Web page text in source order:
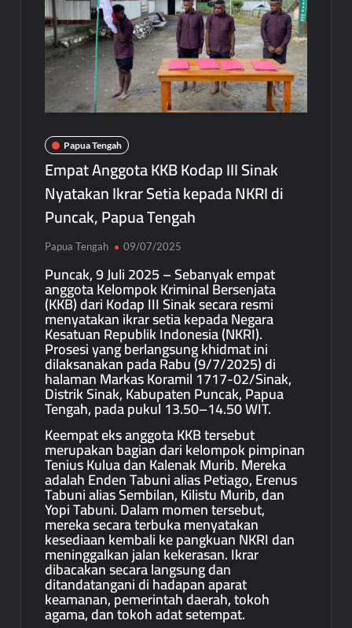
Bupati Mimika Teken Nota Kesepakatan Pembangunan
Gedung Perawatan C2 RSUD Mimika Senilai Rp242 Miliar
Pemkab Intan Jaya Terapkan WFH Setiap Jumat, Aktivitas ASN
Dipantau Secara Daring
Gubernur Meki Nawipa Paparkan Kemajuan Tujuh Program
Prioritas Pendidikan Papua Tengah Tahun 2025
Papua Tengah
Empat Anggota KKB Kodap III Sinak
Nyatakan Ikrar Setia kepada NKRI di
Puncak, Papua Tengah
Papua Tengah 09/07/2025
Puncak, 9 Juli 2025 – Sebanyak empat
anggota Kelompok Kriminal Bersenjata
(KKB) dari Kodap III Sinak secara resmi
menyatakan ikrar setia kepada Negara
Kesatuan Republik Indonesia (NKRI).
Prosesi yang berlangsung khidmat ini
dilaksanakan pada Rabu (9/7/2025) di
halaman Markas Koramil 1717-02/Sinak,
Distrik Sinak, Kabupaten Puncak, Papua
Tengah, pada pukul 13.50–14.50 WIT.
Keempat eks anggota KKB tersebut
merupakan bagian dari kelompok pimpinan
Tenius Kulua dan Kalenak Murib. Mereka
adalah Enden Tabuni alias Petiago, Erenus
Tabuni alias Sembilan, Kilistu Murib, dan
Yopi Tabuni. Dalam momen tersebut,
mereka secara terbuka menyatakan
kesediaan kembali ke pangkuan NKRI dan
meninggalkan jalan kekerasan. Ikrar
dibacakan secara langsung dan
ditandatangani di hadapan aparat
keamanan, pemerintah daerah, tokoh
agama, dan tokoh adat setempat.